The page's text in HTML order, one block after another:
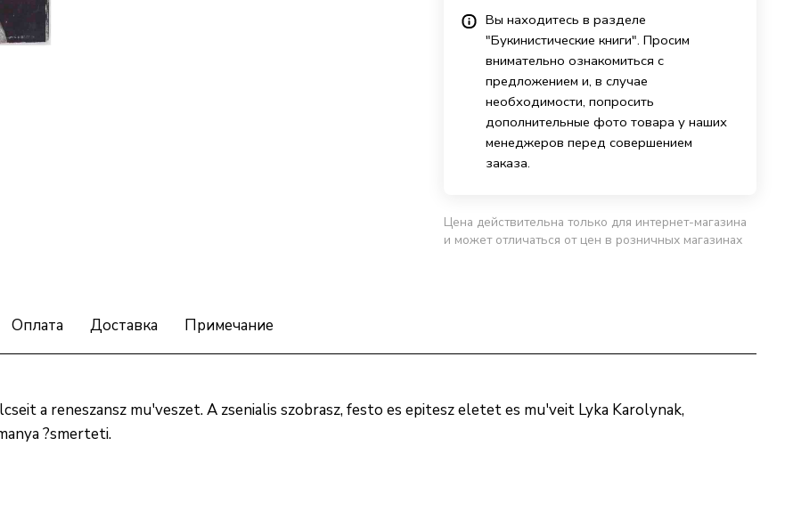
Вы находитесь в разделе
"Букинистические книги". Просим
внимательно ознакомиться с
предложением и, в случае
необходимости, попросить
дополнительные фото товара у наших
менеджеров перед совершением
заказа.
Цена действительна только для интернет-магазина
и может отличаться от цен в розничных магазинах
Оплата Доставка Примечание
a reneszansz mu'veszet. A zsenialis szobrasz, festo es epitesz eletet es mu'veit Lyka Karolynak,
?smerteti.